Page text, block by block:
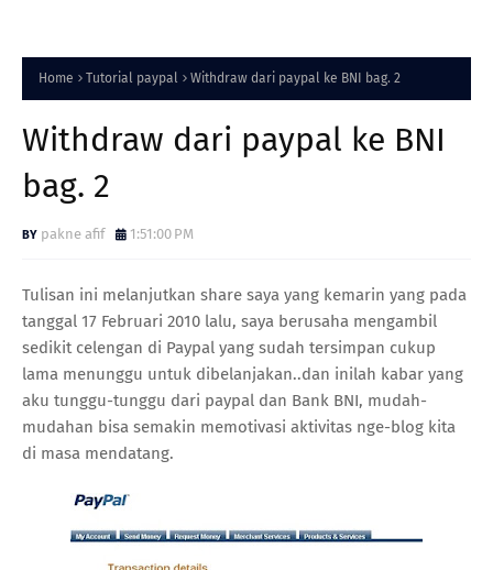
Home Tutorial paypal Withdraw dari paypal ke BNI bag. 2
Withdraw dari paypal ke BNI
bag. 2
pakne afif 1:51:00 PM
Tulisan ini melanjutkan share saya yang kemarin yang pada
tanggal 17 Februari 2010 lalu, saya berusaha mengambil
sedikit celengan di Paypal yang sudah tersimpan cukup
lama menunggu untuk dibelanjakan..dan inilah kabar yang
aku tunggu-tunggu dari paypal dan Bank BNI, mudah-
mudahan bisa semakin memotivasi aktivitas nge-blog kita
di masa mendatang.